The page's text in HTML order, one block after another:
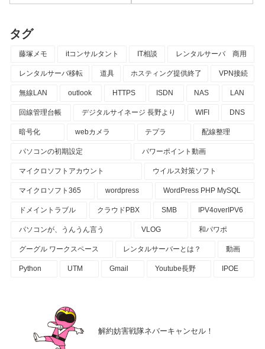
の普及率は93.14%？
タグ
藤塚メモ itコンサルタント IT相談 レンタルサーバ 商用
レンタルサーバ移転 道具 ホスティング提供終了 VPN接続
無線LAN outlook HTTPS ISDN NAS LAN
回線管理台帳 デジタルサイネージ 長野より WIFI DNS
暗号化 webカメラ テプラ 配線整理
パソコンの初期設定 パワーポイント動画
マイクロソフトアカウント ウイルス対策ソフト
マイクロソフト365 wordpress WordPress PHP MySQL
ドメイントラブル クラウドPBX SMB IPV4overIPV6
パソコンが、うんうん言う VLOG 和パワポ
グーグル ワークスペース レンタルサーバーとは？ 動画
Python UTM Gmail Youtube長野 IPOE
解約妨害戦隊ネバーキャンセル！